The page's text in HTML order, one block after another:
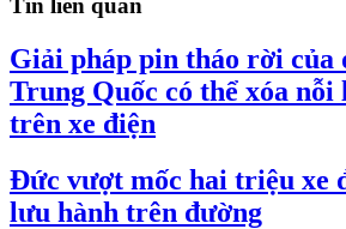
Tin liên quan
Giải pháp pin tháo rời của
Trung Quốc có thể xóa nỗi
trên xe điện
Đức vượt mốc hai triệu xe
lưu hành trên đường